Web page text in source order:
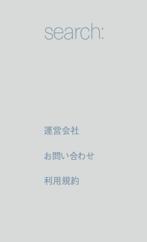
search:
運営会社
お問い合わせ
利用規約